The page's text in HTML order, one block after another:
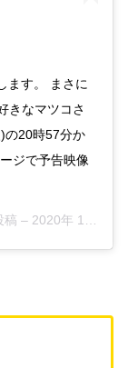
ます。 まさに
きなマツコさ
の20時57分か
ジで予告映像
稿 – 2020年 1月月14日午前5時05分PST